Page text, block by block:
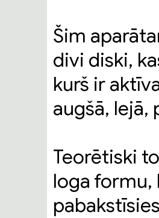
Šim
divi diski,
kurš ir
augšā, lejā,
Teorētiski
loga formu,